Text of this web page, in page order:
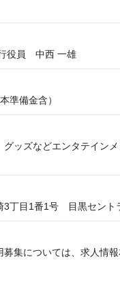
役員　中西 一雄
準備金含）
ッズなどエンタテイン
3丁目1番1号　目黒セント
募集については、求人情